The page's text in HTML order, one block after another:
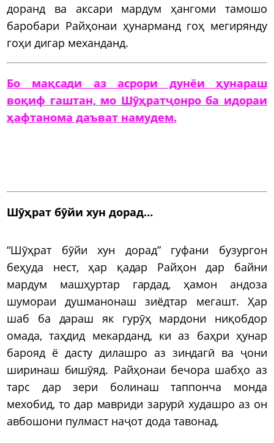
доранд ва аксари мардум ҳангоми тамошо
баробари Райҳонаи ҳунарманд гоҳ мегирянду
гоҳи дигар механданд.
Бо мақсади аз асрори дунёи ҳунараш
воқиф гаштан, мо Шӯҳратҷонро ба идораи
ҳафтанома даъват намудем.
Шӯҳрат бӯйи хун дорад…
“Шӯҳрат бӯйи хун дорад” гуфани бузургон
беҳуда нест, ҳар қадар Райҳон дар байни
мардум машҳуртар гардад, ҳамон андоза
шумораи душманонаш зиёдтар мегашт. Ҳар
шаб ба дараш як гурӯҳ мардони ниқобдор
омада, таҳдид мекарданд, ки аз баҳри ҳунар
барояд ё дасту дилашро аз зиндагӣ ва ҷони
ширинаш бишӯяд. Райҳонаи бечора шабҳо аз
тарс дар зери болинаш таппонча монда
мехобид, то дар мавриди зарурӣ худашро аз он
авбошони пулмаст наҷот дода тавонад.